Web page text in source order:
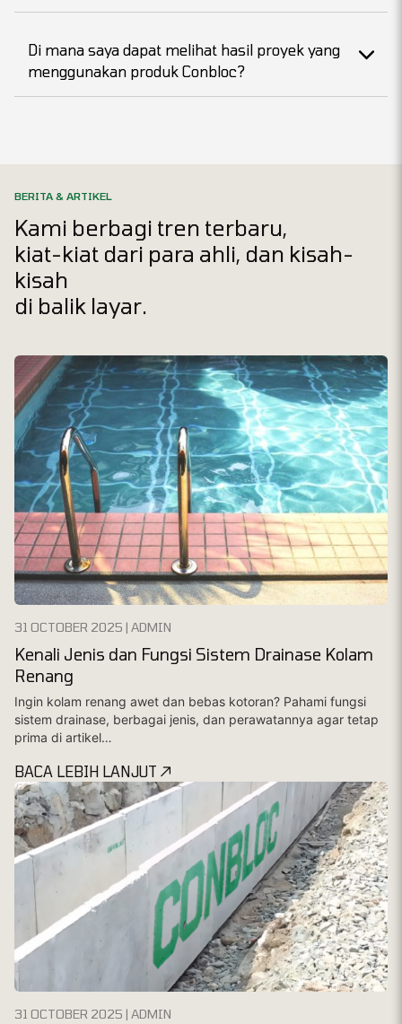
Di mana saya dapat melihat hasil proyek yang
menggunakan produk Conbloc?
BERITA & ARTIKEL
Kami berbagi tren terbaru,
kiat-kiat dari para ahli, dan kisah-
kisah
di balik layar.
31 OCTOBER 2025 | ADMIN
Kenali Jenis dan Fungsi Sistem Drainase Kolam
Renang
Ingin kolam renang awet dan bebas kotoran? Pahami fungsi
sistem drainase, berbagai jenis, dan perawatannya agar tetap
prima di artikel…
BACA LEBIH LANJUT
31 OCTOBER 2025 | ADMIN